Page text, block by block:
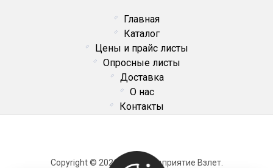
Главная
Каталог
Цены и прайс листы
Опросные листы
Доставка
О нас
Контакты
Copyright © 2026 ОДО Предприятие Взлет.